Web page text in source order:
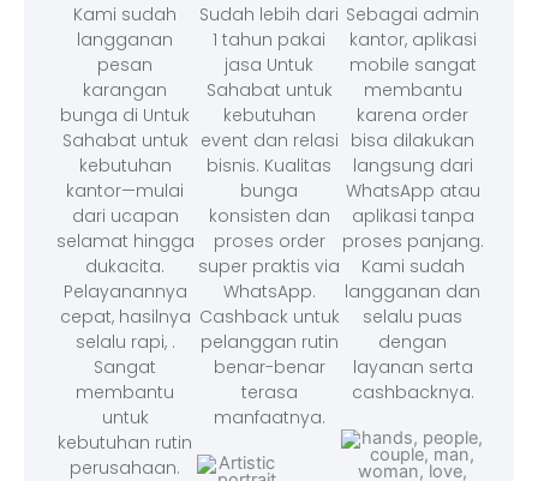
Kami sudah
langganan
pesan
karangan
bunga di Untuk
Sahabat untuk
kebutuhan
kantor—mulai
dari ucapan
selamat hingga
dukacita.
Pelayanannya
cepat, hasilnya
selalu rapi, .
Sangat
membantu
untuk
kebutuhan rutin
perusahaan.
Sudah lebih dari
1 tahun pakai
jasa Untuk
Sahabat untuk
kebutuhan
event dan relasi
bisnis. Kualitas
bunga
konsisten dan
proses order
super praktis via
WhatsApp.
Cashback untuk
pelanggan rutin
benar-benar
terasa
manfaatnya.
Sebagai admin
kantor, aplikasi
mobile sangat
membantu
karena order
bisa dilakukan
langsung dari
WhatsApp atau
aplikasi tanpa
proses panjang.
Kami sudah
langganan dan
selalu puas
dengan
layanan serta
cashbacknya.